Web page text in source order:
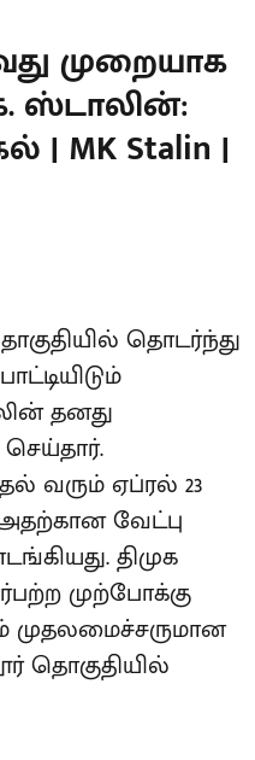
முறையாக
ஸ்டாலின்:
| MK Stalin |
தொடர்ந்து
தனது
வரும் ஏப்ரல் 23
வேட்பு
திமுக
முற்போக்கு
தொகுதியில்